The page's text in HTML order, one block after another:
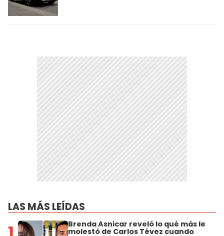
LAS MÁS LEÍDAS
Brenda Asnicar reveló lo qué más le
molestó de Carlos Tévez cuando